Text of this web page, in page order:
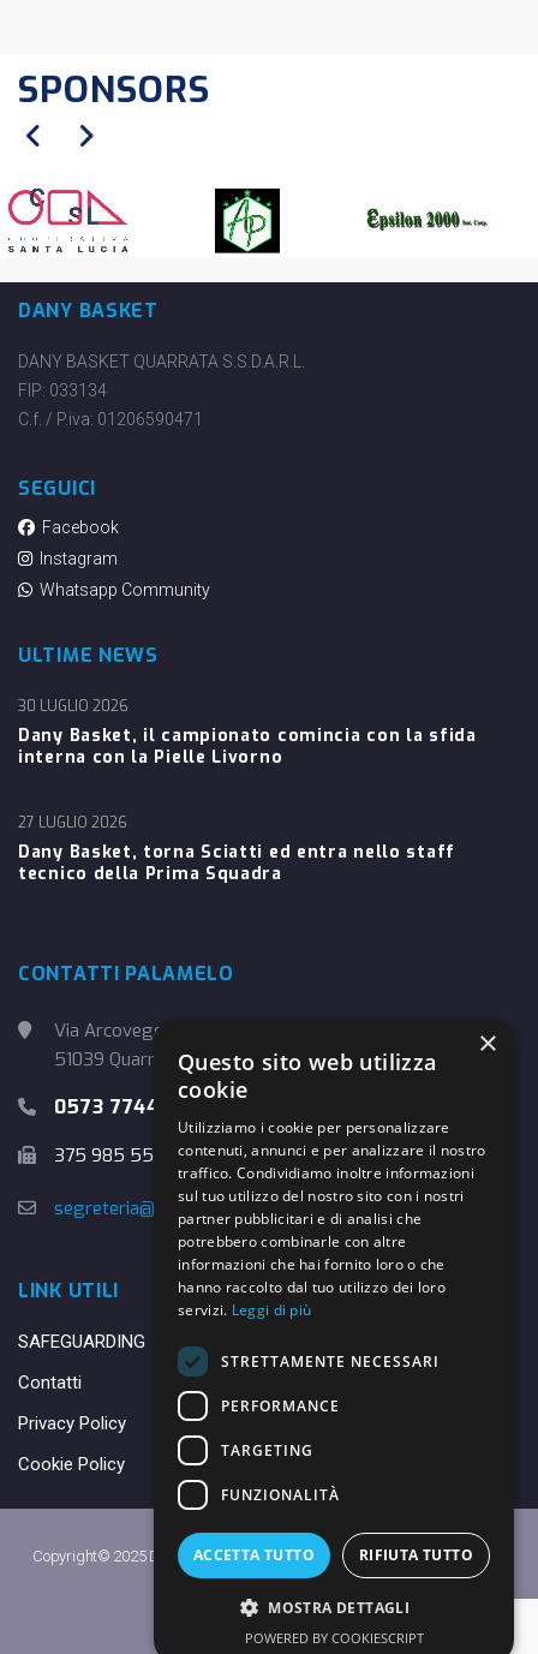
SPONSORS
DANY BASKET
DANY BASKET QUARRATA S.S.D.A.R.L.
FIP: 033134
C.f. / P.iva: 01206590471
SEGUICI
Facebook
Instagram
Whatsapp Community
ULTIME NEWS
Dany Basket, il campionato comincia con la sfida
interna con la Pielle Livorno
30 LUGLIO 2026
Dany Basket, torna Sciatti ed entra nello staff
tecnico della Prima Squadra
27 LUGLIO 2026
CONTATTI PALAMELO
Via Arcoveggio, 4
51039 Quarrata (PT)
0573 774457
375 985 5526
segreteria@danybasket.it
LINK UTILI
SAFEGUARDING
Contatti
Privacy Policy
Cookie Policy
Copyright© 2025 DANY BASKET QUARRATA S.S.D.A.R.L. -Privacy Policy
Made with ♥ by
×
Questo sito web utilizza
cookie
Utilizziamo i cookie per personalizzare
contenuti, annunci e per analizzare il nostro
traffico. Condividiamo inoltre informazioni
sul tuo utilizzo del nostro sito con i nostri
partner pubblicitari e di analisi che
potrebbero combinarle con altre
informazioni che hai fornito loro o che
hanno raccolto dal tuo utilizzo dei loro
servizi. Leggi di più
STRETTAMENTE NECESSARI
PERFORMANCE
TARGETING
FUNZIONALITÀ
ACCETTA TUTTO RIFIUTA TUTTO
MOSTRA DETTAGLI
POWERED BY COOKIESCRIPT